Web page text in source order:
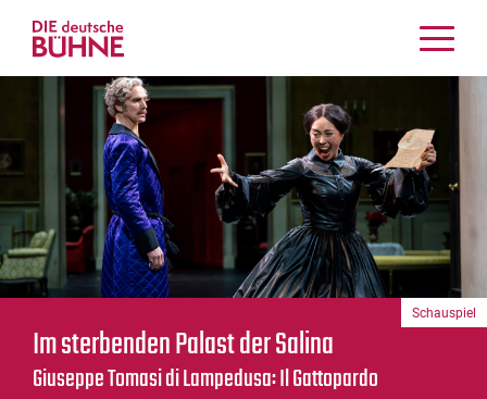
Kritiken
Schauspiel
Musiktheater
Tanz
Crossover
Bühnenwelt
Festivals & Veranstaltungen
Menschen & Theater
Themen
Im sterbenden Palast der Salina
Giuseppe Tomasi di Lampedusa: Il Gattopardo
Schauspiel